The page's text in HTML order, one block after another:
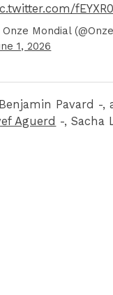
Mondial
1, 2026
Pavard
Aguerd -, Sacha